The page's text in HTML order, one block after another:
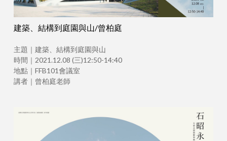
建築、結構到庭園與山/曾柏庭
主題｜建築、結構到庭園與山
時間｜2021.12.08 (三)12:50-14:40
地點｜FFB101會議室
講者｜曾柏庭老師